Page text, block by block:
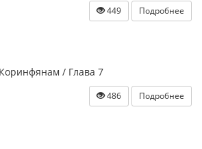
449 Подробнее
/ Глава 7
486 Подробнее